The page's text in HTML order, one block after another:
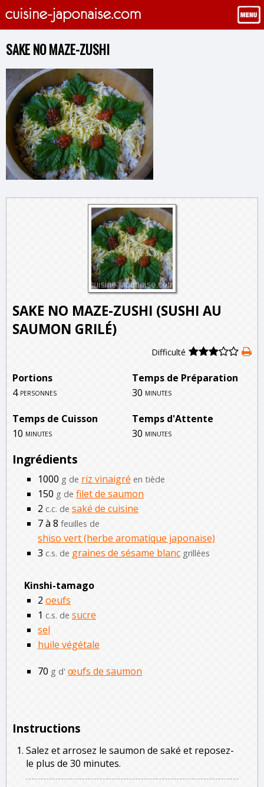
SAKE NO MAZE-ZUSHI
SAKE NO MAZE-ZUSHI (SUSHI AU
SAUMON GRILÉ)
Difficulté
Portions
Temps de Préparation
4 personnes 30 minutes
Temps de Cuisson
Temps d'Attente
10 minutes 30 minutes
Ingrédients
1000 g de riz vinaigré en tiède
150 g de filet de saumon
2 c.c. de saké de cuisine
7 à 8 feuilles de
shiso vert (herbe aromatique japonaise)
3 c.s. de graines de sésame blanc grillées
Kinshi-tamago
2 oeufs
1 c.s. de sucre
sel
huile végétale
70 g d' œufs de saumon
Instructions
Salez et arrosez le saumon de saké et reposez-
le plus de 30 minutes.